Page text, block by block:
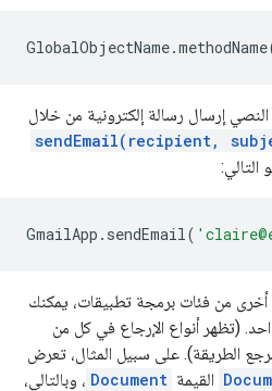
إرسال رسالة إلكترونية من خلال
sendEmail(recipient,
GmailApp . sendEmail(
من فئات برمجة تطبيقات، يمكنك
(تظهر أنواع الإرجاع في كل من
الطريقة). على سبيل المثال، تعرض
القيمة Document ، وبالتالي،